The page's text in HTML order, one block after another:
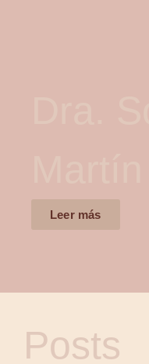
Leer más
Posts